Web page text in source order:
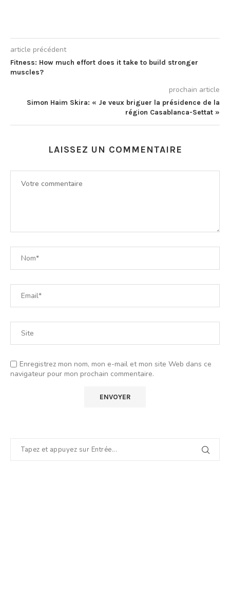
article précédent
Fitness: How much effort does it take to build stronger
muscles?
prochain article
Simon Haim Skira: « Je veux briguer la présidence de la
région Casablanca-Settat »
LAISSEZ UN COMMENTAIRE
Enregistrez mon nom, mon e-mail et mon site Web dans ce
navigateur pour mon prochain commentaire.